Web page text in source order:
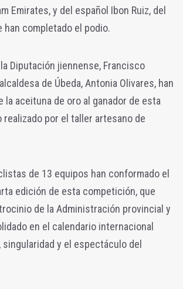
Emirates, y del español Ibon Ruiz, del
han completado el podio.
Diputación jiennense, Francisco
de Úbeda, Antonia Olivares, han
la aceituna de oro al ganador de esta
realizado por el taller artesano de
de 13 equipos han conformado el
edición de esta competición, que
de la Administración provincial y
en el calendario internacional
singularidad y el espectáculo del